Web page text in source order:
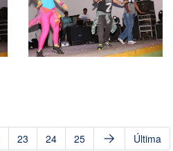
23 24 25 Última